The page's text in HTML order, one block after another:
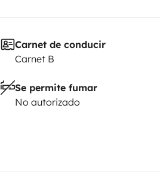
Carnet de conducir
Carnet B
Se permite fumar
No autorizado